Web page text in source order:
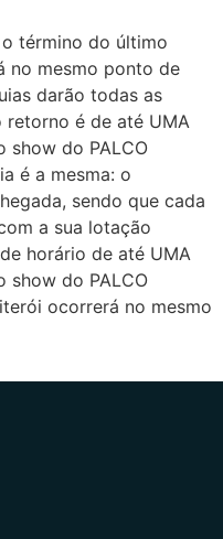
término do último
no mesmo ponto de
darão todas as
é de até UMA
show do PALCO
é a mesma: o
sendo que cada
a sua lotação
horário de até UMA
show do PALCO
ocorrerá no mesmo